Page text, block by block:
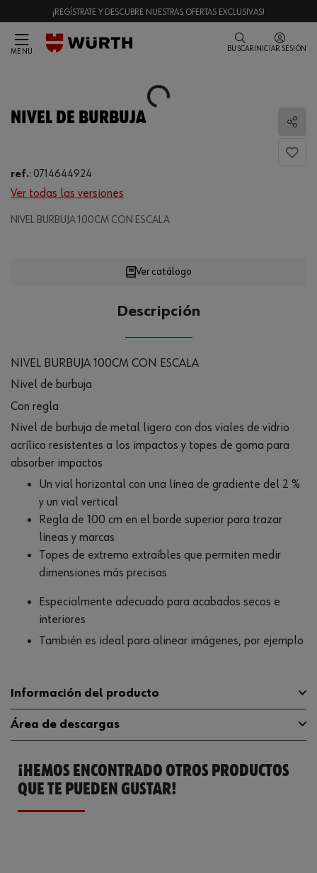
¡REGÍSTRATE Y DESCUBRE NUESTRAS OFERTAS EXCLUSIVAS!
MENÚ BUSCAR INICIAR SESIÓN
Loading...
NIVEL DE BURBUJA
ref.: 0714644924
Ver todas las versiones
NIVEL BURBUJA 100CM CON ESCALA
Loading...
Ver catálogo
Descripción
NIVEL BURBUJA 100CM CON ESCALA
Nivel de burbuja
Con regla
Nivel de burbuja de metal ligero con dos viales de vidrio
acrílico resistentes a los impactos y topes de goma para
absorber impactos
Un vial horizontal con una línea de gradiente del 2 %
y un vial vertical
Regla de 100 cm en el borde superior para trazar
líneas y marcas
Topes de extremo extraíbles que permiten medir
dimensiones más precisas
Especialmente adecuado para acabados secos e
interiores
También es ideal para alinear imágenes, por ejemplo
Información del producto
Material ALU
Superficie PWD
Longitud
Área de descargas
Catálogo General 0714644924
¡HEMOS ENCONTRADO OTROS PRODUCTOS
QUE TE PUEDEN GUSTAR!